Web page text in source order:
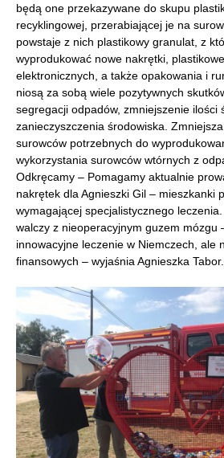
będą one przekazywane do skupu
recyklingowej, przerabiającej je na
powstaje z nich plastikowy granulat, z
wyprodukować nowe nakrętki,
elektronicznych, a także opakowania i
niosą za sobą wiele pozytywnych
segregacji odpadów, zmniejszenie ilości
zanieczyszczenia środowiska.
surowców potrzebnych do
wykorzystania surowców wtórnych z
Odkręcamy – Pomagamy aktualnie
nakrętek dla Agnieszki Gil – mieszkanki
wymagającej specjalistycznego
walczy z nieoperacyjnym guzem mózgu
innowacyjne leczenie w Niemczech, ale
finansowych – wyjaśnia Agnieszka Tabor.